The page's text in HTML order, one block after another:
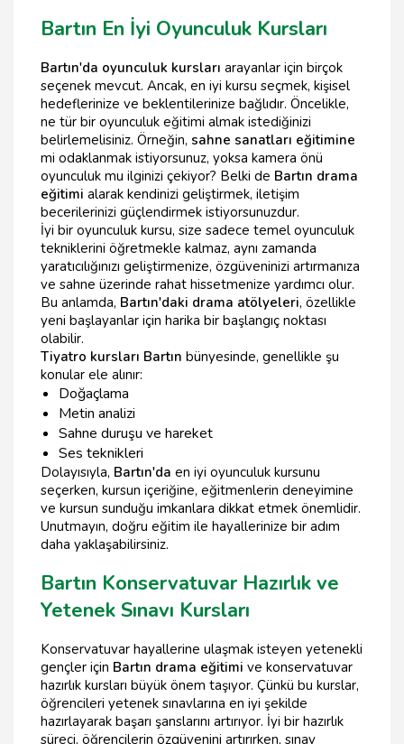
Bartın En İyi Oyunculuk Kursları
Bartın'da oyunculuk kursları arayanlar için birçok
seçenek mevcut. Ancak, en iyi kursu seçmek, kişisel
hedeflerinize ve beklentilerinize bağlıdır. Öncelikle,
ne tür bir oyunculuk eğitimi almak istediğinizi
belirlemelisiniz. Örneğin, sahne sanatları eğitimine
mi odaklanmak istiyorsunuz, yoksa kamera önü
oyunculuk mu ilginizi çekiyor? Belki de Bartın drama
eğitimi alarak kendinizi geliştirmek, iletişim
becerilerinizi güçlendirmek istiyorsunuzdur.
İyi bir oyunculuk kursu, size sadece temel oyunculuk
tekniklerini öğretmekle kalmaz, aynı zamanda
yaratıcılığınızı geliştirmenize, özgüveninizi artırmanıza
ve sahne üzerinde rahat hissetmenize yardımcı olur.
Bu anlamda, Bartın'daki drama atölyeleri, özellikle
yeni başlayanlar için harika bir başlangıç noktası
olabilir.
Tiyatro kursları Bartın bünyesinde, genellikle şu
konular ele alınır:
Doğaçlama
Metin analizi
Sahne duruşu ve hareket
Ses teknikleri
Dolayısıyla, Bartın'da en iyi oyunculuk kursunu
seçerken, kursun içeriğine, eğitmenlerin deneyimine
ve kursun sunduğu imkanlara dikkat etmek önemlidir.
Unutmayın, doğru eğitim ile hayallerinize bir adım
daha yaklaşabilirsiniz.
Bartın Konservatuvar Hazırlık ve
Yetenek Sınavı Kursları
Konservatuvar hayallerine ulaşmak isteyen yetenekli
gençler için Bartın drama eğitimi ve konservatuvar
hazırlık kursları büyük önem taşıyor. Çünkü bu kurslar,
öğrencileri yetenek sınavlarına en iyi şekilde
hazırlayarak başarı şanslarını artırıyor. İyi bir hazırlık
süreci, öğrencilerin özgüvenini artırırken, sınav